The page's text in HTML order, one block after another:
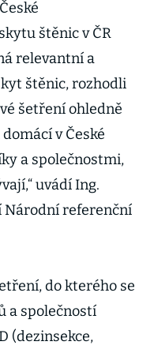
štěnic v ČR
relevantní a
štěnic, rozhodli
šetření ohledně
v České
a společnostmi,
uvádí Ing.
Národní referenční
do kterého se
a společností
(dezinsekce,